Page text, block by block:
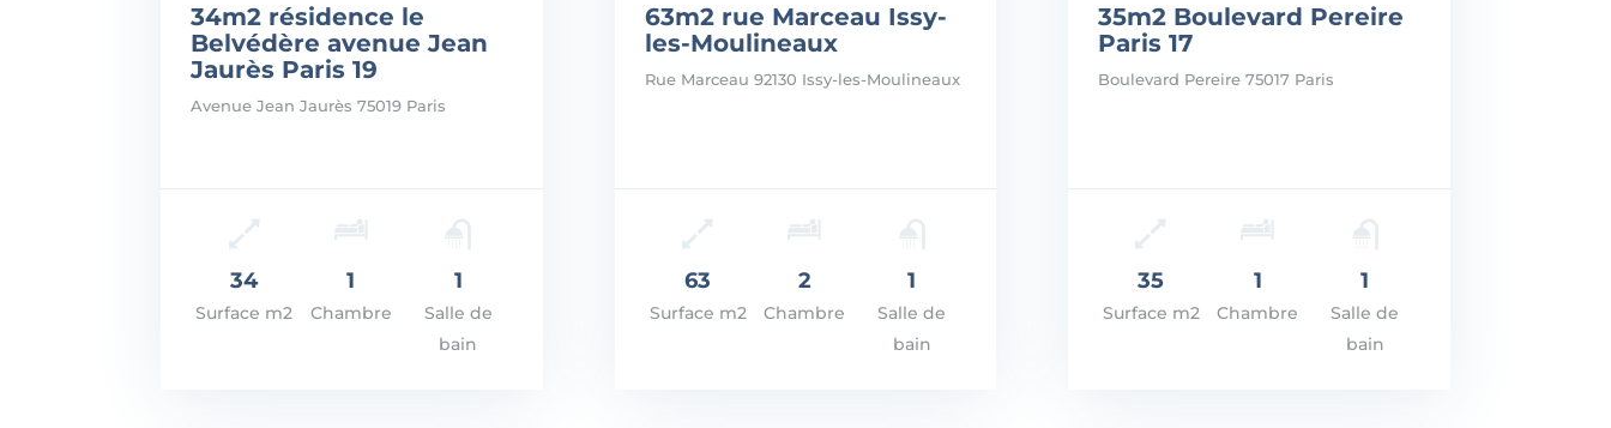
VOIR LES DÉTAILS
34m2 résidence le
Belvédère avenue Jean
Jaurès Paris 19
Avenue Jean Jaurès 75019 Paris
34
Surface m2
1
Chambre
1
Salle de
bain
VOIR LES DÉTAILS
63m2 rue Marceau Issy-
les-Moulineaux
Rue Marceau 92130 Issy-les-Moulineaux
63
Surface m2
2
Chambre
1
Salle de
bain
VOIR LES DÉTAILS
35m2 Boulevard Pereire
Paris 17
Boulevard Pereire 75017 Paris
35
Surface m2
1
Chambre
1
Salle de
bain